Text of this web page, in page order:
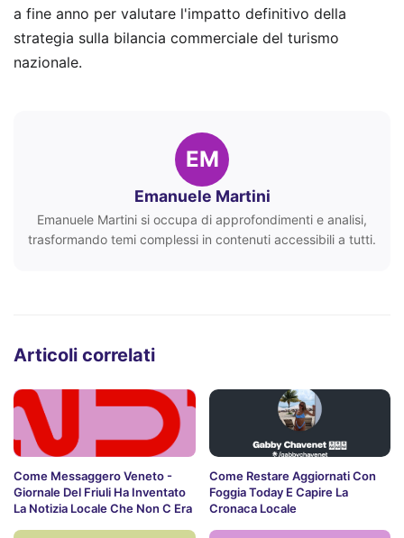
a fine anno per valutare l'impatto definitivo della
strategia sulla bilancia commerciale del turismo
nazionale.
EM
Emanuele Martini
Emanuele Martini si occupa di approfondimenti e analisi,
trasformando temi complessi in contenuti accessibili a tutti.
Articoli correlati
Come Messaggero Veneto -
Giornale Del Friuli Ha Inventato
La Notizia Locale Che Non C Era
Come Restare Aggiornati Con
Foggia Today E Capire La
Cronaca Locale